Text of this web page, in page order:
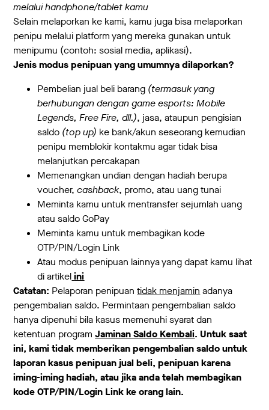
melalui handphone/tablet kamu
Selain melaporkan ke kami, kamu juga bisa melaporkan
penipu melalui platform yang mereka gunakan untuk
menipumu (contoh: sosial media, aplikasi).
Jenis modus penipuan yang umumnya dilaporkan?
Pembelian jual beli barang (termasuk yang
berhubungan dengan game esports: Mobile
Legends, Free Fire, dll.), jasa, ataupun pengisian
saldo (top up) ke bank/akun seseorang kemudian
penipu memblokir kontakmu agar tidak bisa
melanjutkan percakapan
Memenangkan undian dengan hadiah berupa
voucher,cashback, promo, atau uang tunai
Meminta kamu untuk mentransfer sejumlah uang
atau saldo GoPay
Meminta kamu untuk membagikan kode
OTP/PIN/Login Link
Atau modus penipuan lainnya yang dapat kamu lihat
di artikel ini
Catatan: Pelaporan penipuantidak menjamin adanya
pengembalian saldo. Permintaan pengembalian saldo
hanya dipenuhi bila kasus memenuhi syarat dan
ketentuan programJaminan Saldo Kembali. Untuk saat
ini, kami tidak memberikan pengembalian saldo untuk
laporan kasus penipuan jual beli, penipuan karena
iming-iming hadiah, atau jika anda telah membagikan
kode OTP/PIN/Login Link ke orang lain.